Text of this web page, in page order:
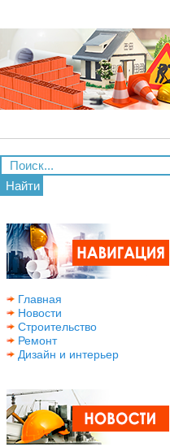
Найти
Главная
Новости
Строительство
Ремонт
Дизайн и интерьер